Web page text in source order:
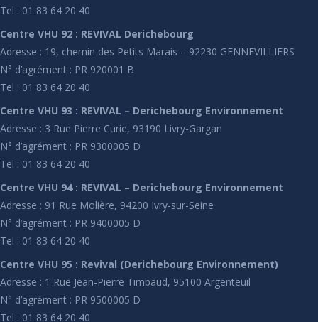
Tel : 01 83 64 20 40
Centre VHU 92 : REVIVAL Derichebourg
Adresse : 19, chemin des Petits Marais – 92230 GENNEVILLIERS
N° d’agrément : PR 920001 B
Tel : 01 83 64 20 40
Centre VHU 93 : REVIVAL – Derichebourg Environnement
Adresse : 3 Rue Pierre Curie, 93190 Livry-Gargan
N° d’agrément : PR 9300005 D
Tel : 01 83 64 20 40
Centre VHU 94 : REVIVAL – Derichebourg Environnement
Adresse : 91 Rue Molière, 94200 Ivry-sur-Seine
N° d’agrément : PR 9400005 D
Tel : 01 83 64 20 40
Centre VHU 95 : Revival (Derichebourg Environnement)
Adresse : 1 Rue Jean-Pierre Timbaud, 95100 Argenteuil
N° d’agrément : PR 9500005 D
Tel : 01 83 64 20 40